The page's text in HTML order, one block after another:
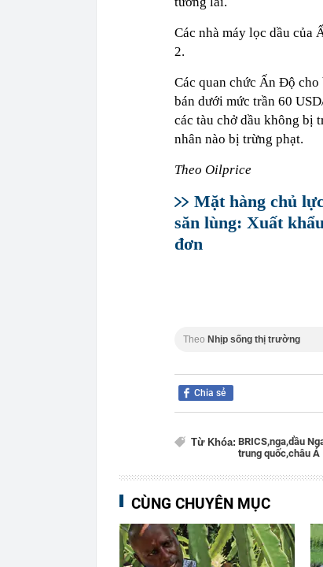
Các nhà máy lọc dầu của
2.
Các quan chức Ấn Độ cho
bán dưới mức trần 60
các tàu chở dầu không bị
nhân nào bị trừng phạt.
Theo Oilprice
Mặt hàng chủ
săn lùng: Xuất
đơn
Theo Nhịp sống thị trường
Chia sẻ
Từ Khóa: BRICS,nga,dầu
trung quốc,châu Á
CÙNG CHUYÊN MỤC